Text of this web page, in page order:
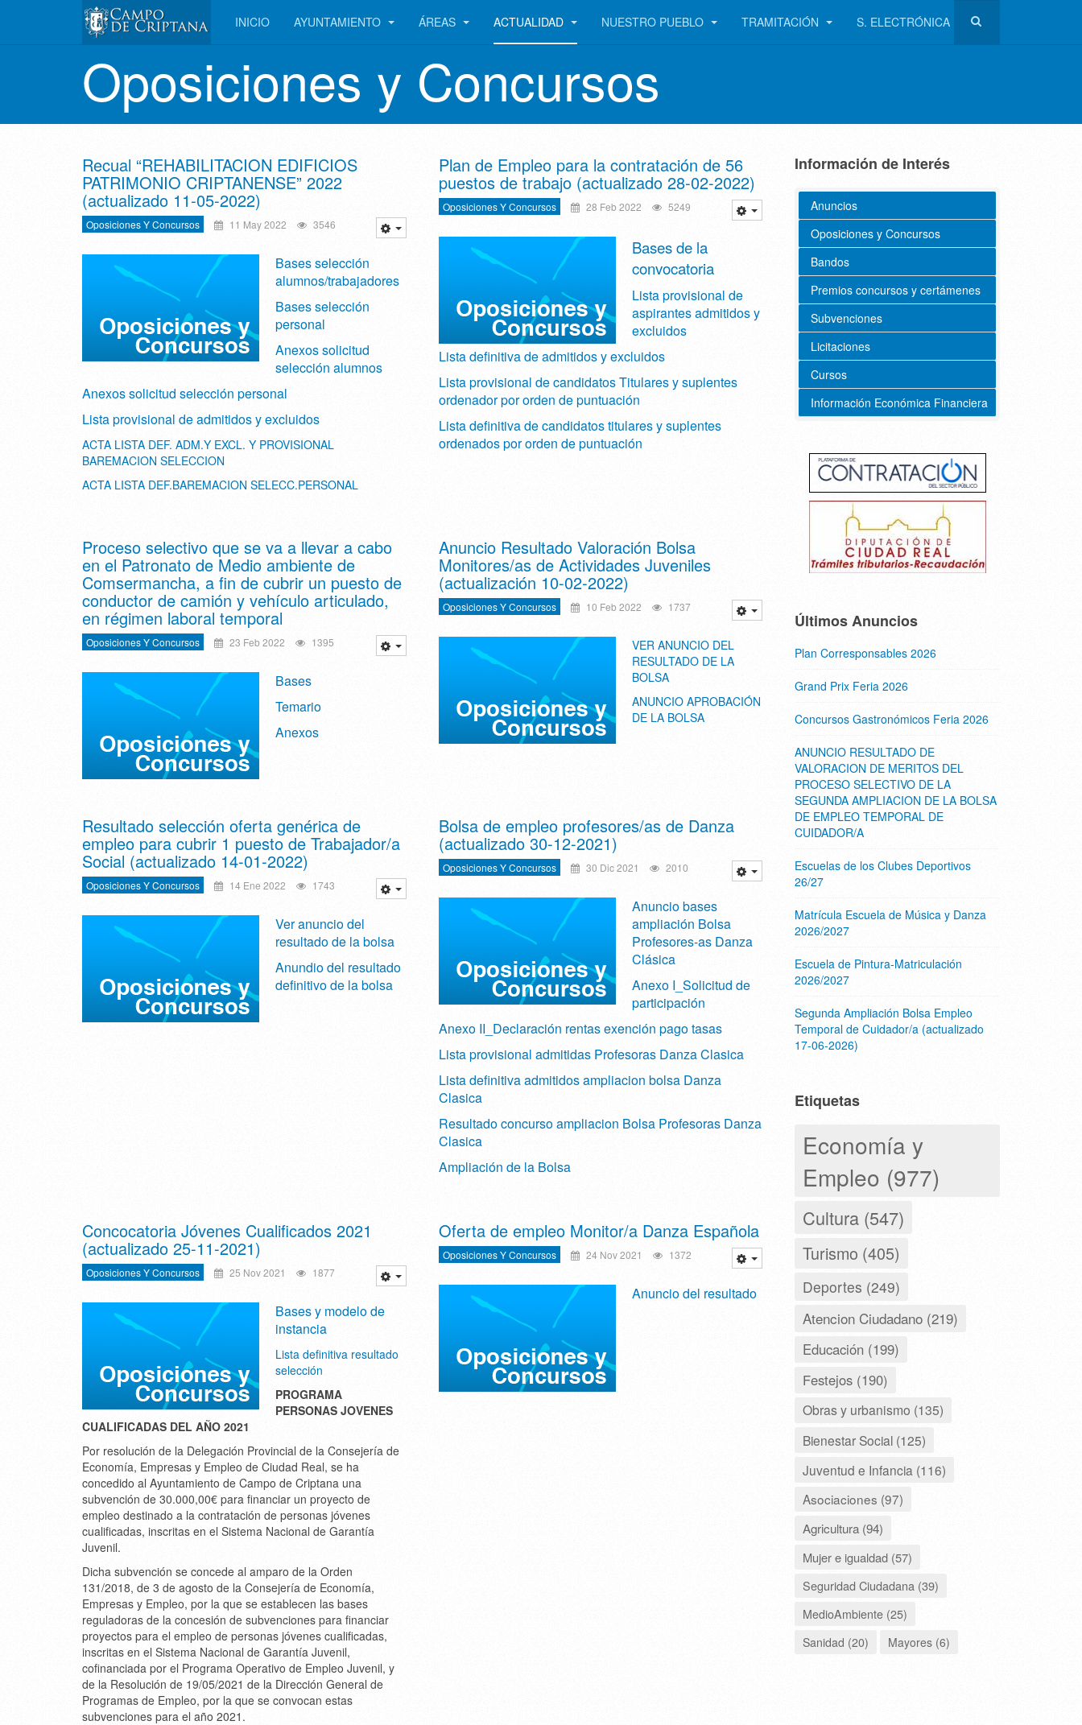
INICIO AYUNTAMIENTO ÁREAS ACTUALIDAD NUESTRO PUEBLO TRAMITACIÓN S. ELECTRÓNICA
Oposiciones y Concursos
Recual “REHABILITACION EDIFICIOS
PATRIMONIO CRIPTANENSE” 2022
(actualizado 11-05-2022)
Oposiciones Y Concursos 11 May 2022 3546
Bases selección
alumnos/trabajadores
Bases selección
personal
Anexos solicitud
selección alumnos
Anexos solicitud selección personal
Lista provisional de admitidos y excluidos
ACTA LISTA DEF. ADM.Y EXCL. Y PROVISIONAL
BAREMACION SELECCION
ACTA LISTA DEF.BAREMACION SELECC.PERSONAL
Plan de Empleo para la contratación de 56
puestos de trabajo (actualizado 28-02-2022)
Oposiciones Y Concursos 28 Feb 2022 5249
Bases de la
convocatoria
Lista provisional de
aspirantes admitidos y
excluidos
Lista definitiva de admitidos y excluidos
Lista provisional de candidatos Titulares y suplentes
ordenador por orden de puntuación
Lista definitiva de candidatos titulares y suplentes
ordenados por orden de puntuación
Proceso selectivo que se va a llevar a cabo
en el Patronato de Medio ambiente de
Comsermancha, a fin de cubrir un puesto de
conductor de camión y vehículo articulado,
en régimen laboral temporal
Oposiciones Y Concursos 23 Feb 2022 1395
Bases
Temario
Anexos
Anuncio Resultado Valoración Bolsa
Monitores/as de Actividades Juveniles
(actualización 10-02-2022)
Oposiciones Y Concursos 10 Feb 2022 1737
VER ANUNCIO DEL
RESULTADO DE LA
BOLSA
ANUNCIO APROBACIÓN
DE LA BOLSA
Resultado selección oferta genérica de
empleo para cubrir 1 puesto de Trabajador/a
Social (actualizado 14-01-2022)
Oposiciones Y Concursos 14 Ene 2022 1743
Ver anuncio del
resultado de la bolsa
Anundio del resultado
definitivo de la bolsa
Bolsa de empleo profesores/as de Danza
(actualizado 30-12-2021)
Oposiciones Y Concursos 30 Dic 2021 2010
Anuncio bases
ampliación Bolsa
Profesores-as Danza
Clásica
Anexo I_Solicitud de
participación
Anexo II_Declaración rentas exención pago tasas
Lista provisional admitidas Profesoras Danza Clasica
Lista definitiva admitidos ampliacion bolsa Danza
Clasica
Resultado concurso ampliacion Bolsa Profesoras Danza
Clasica
Ampliación de la Bolsa
Concocatoria Jóvenes Cualificados 2021
(actualizado 25-11-2021)
Oposiciones Y Concursos 25 Nov 2021 1877
Bases y modelo de
instancia
Lista definitiva resultado
selección
PROGRAMA
PERSONAS JOVENES
CUALIFICADAS DEL AÑO 2021
Por resolución de la Delegación Provincial de la Consejería de
Economía, Empresas y Empleo de Ciudad Real, se ha
concedido al Ayuntamiento de Campo de Criptana una
subvención de 30.000,00€ para financiar un proyecto de
empleo destinado a la contratación de personas jóvenes
cualificadas, inscritas en el Sistema Nacional de Garantía
Juvenil.
Dicha subvención se concede al amparo de la Orden
131/2018, de 3 de agosto de la Consejería de Economía,
Empresas y Empleo, por la que se establecen las bases
reguladoras de la concesión de subvenciones para financiar
proyectos para el empleo de personas jóvenes cualificadas,
inscritas en el Sistema Nacional de Garantía Juvenil,
cofinanciada por el Programa Operativo de Empleo Juvenil, y
de la Resolución de 19/05/2021 de la Dirección General de
Programas de Empleo, por la que se convocan estas
subvenciones para el año 2021.
Oferta de empleo Monitor/a Danza Española
Oposiciones Y Concursos 24 Nov 2021 1372
Anuncio del resultado
Información de Interés
Anuncios
Oposiciones y Concursos
Bandos
Premios concursos y certámenes
Subvenciones
Licitaciones
Cursos
Información Económica Financiera
Últimos Anuncios
Plan Corresponsables 2026
Grand Prix Feria 2026
Concursos Gastronómicos Feria 2026
ANUNCIO RESULTADO DE
VALORACION DE MERITOS DEL
PROCESO SELECTIVO DE LA
SEGUNDA AMPLIACION DE LA BOLSA
DE EMPLEO TEMPORAL DE
CUIDADOR/A
Escuelas de los Clubes Deportivos
26/27
Matrícula Escuela de Música y Danza
2026/2027
Escuela de Pintura-Matriculación
2026/2027
Segunda Ampliación Bolsa Empleo
Temporal de Cuidador/a (actualizado
17-06-2026)
Etiquetas
Economía y
Empleo (977)
Cultura (547)
Turismo (405)
Deportes (249)
Atencion Ciudadano (219)
Educación (199)
Festejos (190)
Obras y urbanismo (135)
Bienestar Social (125)
Juventud e Infancia (116)
Asociaciones (97)
Agricultura (94)
Mujer e igualdad (57)
Seguridad Ciudadana (39)
MedioAmbiente (25)
Sanidad (20)
Mayores (6)